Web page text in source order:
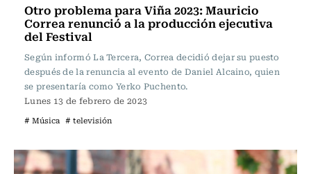
Otro problema para Viña 2023: Mauricio
Correa renunció a la producción ejecutiva
del Festival
Según informó La Tercera, Correa decidió dejar su puesto
después de la renuncia al evento de Daniel Alcaino, quien
se presentaría como Yerko Puchento.
Lunes 13 de febrero de 2023
# Música # televisión